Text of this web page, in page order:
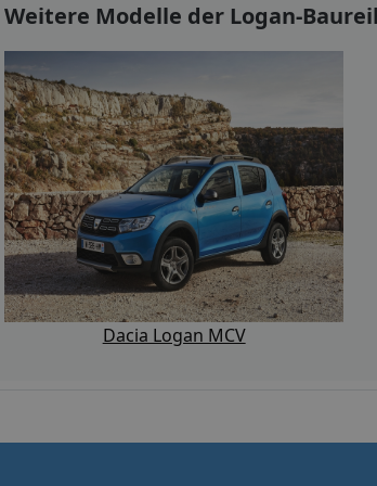
Weitere Modelle der Logan-
Dacia Logan MCV